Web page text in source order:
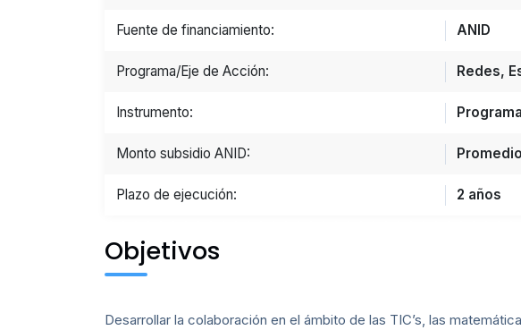
Fuente de financiamiento: ANID
Programa/Eje de Acción: Redes,
Instrumento:
Monto subsidio ANID:
Plazo de ejecución: 2 años
Objetivos
Desarrollar la colaboración en el ámbito de las TIC’s, las